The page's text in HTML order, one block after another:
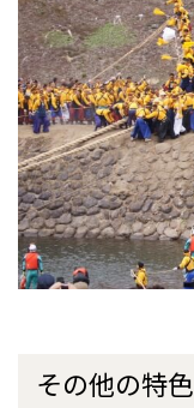
その他の特色